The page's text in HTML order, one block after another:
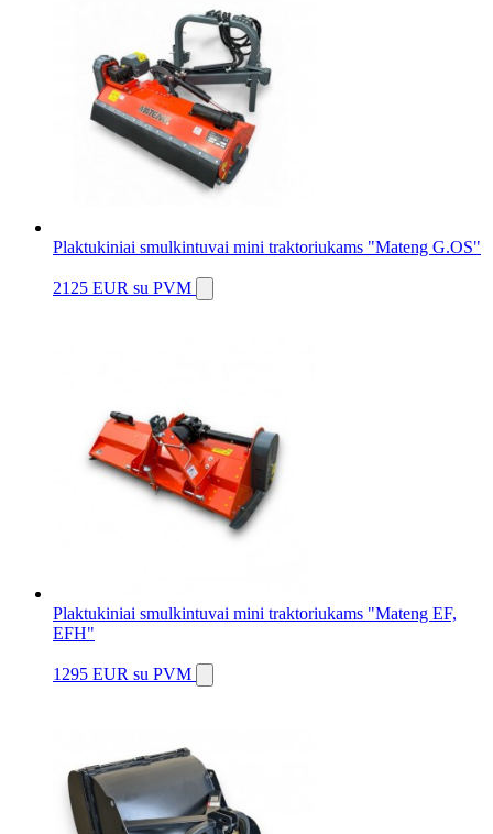
Plaktukiniai smulkintuvai mini traktoriukams "Mateng G.OS"
2125 EUR su PVM
Plaktukiniai smulkintuvai mini traktoriukams "Mateng EF,
EFH"
1295 EUR su PVM